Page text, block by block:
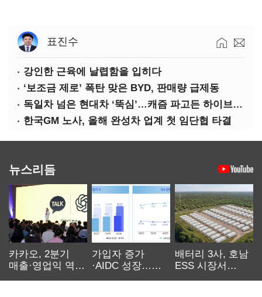
표진수
강인한 근육에 날렵함을 입히다
‘보조금 제로’ 폭탄 맞은 BYD, 판매량 급제동
독일차 넘은 현대차 ‘뚝심’…캐즘 파고든 하이브리드 역전극
한국GM 노사, 올해 완성차 업계 첫 임단협 타결
뉴스리듬
카카오, 2분기
매출·영업익 역대
가입자 증가
·AIDC 성장…
배터리 3사, 호남
ESS 시장서